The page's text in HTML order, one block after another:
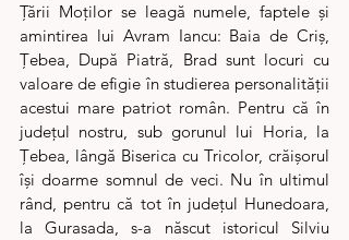
Țării Moților se leagă numele, faptele și
amintirea lui Avram Iancu: Baia de Criș,
Țebea, După Piatră, Brad sunt locuri cu
valoare de efigie în studierea personalității
acestui mare patriot român. Pentru că în
județul nostru, sub gorunul lui Horia, la
Țebea, lângă Biserica cu Tricolor, crăișorul
își doarme somnul de veci. Nu în ultimul
rând, pentru că tot în județul Hunedoara,
la Gurasada, s-a născut istoricul Silviu